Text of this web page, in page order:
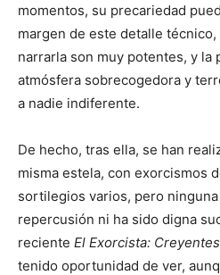
momentos, su precariedad
margen de este detalle
narrarla son muy potentes, y la
atmósfera sobrecogedora y
a nadie indiferente.
De hecho, tras ella, se han
misma estela, con exorcismos
sortilegios varios, pero
repercusión ni ha sido digna
reciente El Exorcista: Creyentes
tenido oportunidad de ver,